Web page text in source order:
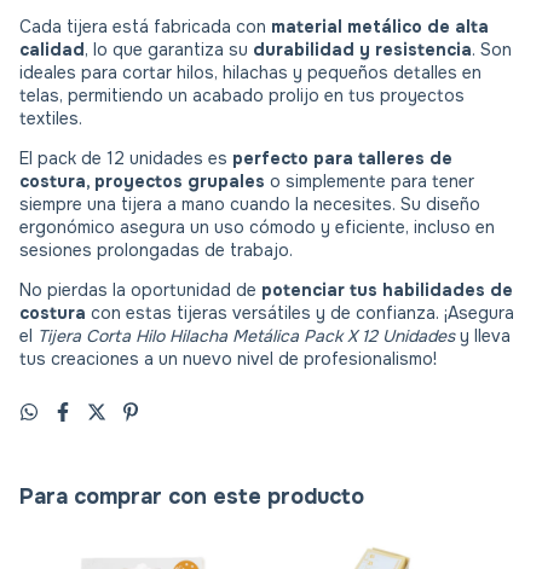
Cada tijera está fabricada con material metálico de alta
calidad, lo que garantiza su durabilidad y resistencia. Son
ideales para cortar hilos, hilachas y pequeños detalles en
telas, permitiendo un acabado prolijo en tus proyectos
textiles.
El pack de 12 unidades es perfecto para talleres de
costura, proyectos grupales o simplemente para tener
siempre una tijera a mano cuando la necesites. Su diseño
ergonómico asegura un uso cómodo y eficiente, incluso en
sesiones prolongadas de trabajo.
No pierdas la oportunidad de potenciar tus habilidades de
costura con estas tijeras versátiles y de confianza. ¡Asegura
el Tijera Corta Hilo Hilacha Metálica Pack X 12 Unidadesy lleva
tus creaciones a un nuevo nivel de profesionalismo!
Para comprar con este producto